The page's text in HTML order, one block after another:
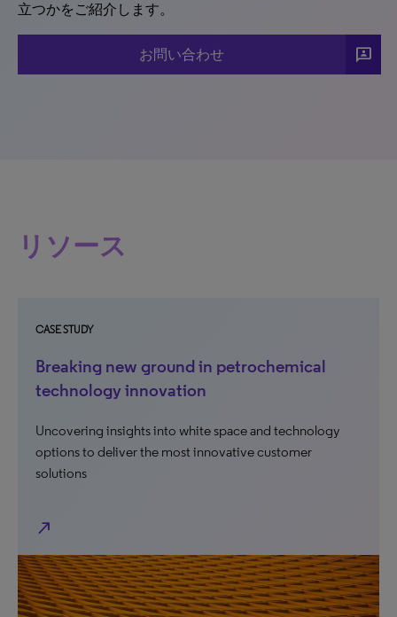
立つかをご紹介します。
お問い合わせ 3p
リソース
CASE STUDY
Breaking new ground in petrochemical
technology innovation
Uncovering insights into white space and technology
options to deliver the most innovative customer
solutions
north_east